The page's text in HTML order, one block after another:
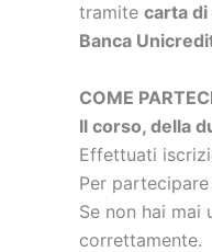
tramite carta di
Banca
COME
Il corso, della
Effettuati
Per
Se non hai
correttamente.